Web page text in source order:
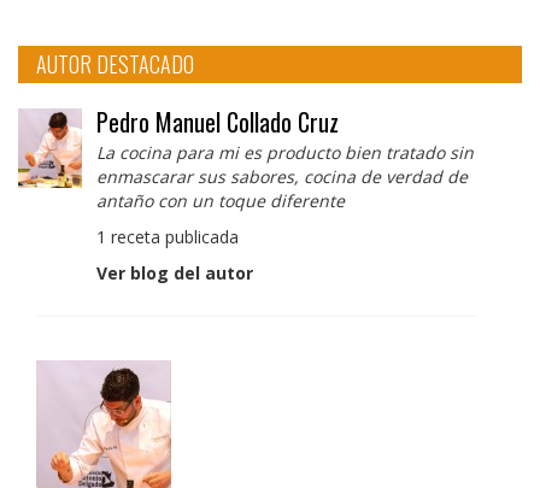
AUTOR DESTACADO
Pedro Manuel Collado Cruz
La cocina para mi es producto bien tratado sin
enmascarar sus sabores, cocina de verdad de
antaño con un toque diferente
1 receta publicada
Ver blog del autor